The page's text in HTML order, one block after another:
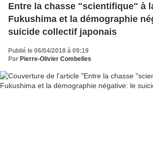
Entre la chasse "scientifique" à
Fukushima et la démographie
suicide collectif japonais
Publié le 06/04/2018 à 09:19
Par Pierre-Olivier Combelles